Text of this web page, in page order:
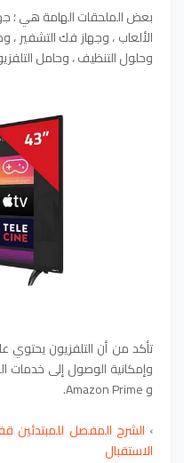
بعض الملحقات الهامة هي ؛
وحلول التنظيف ، وحامل
تأكد من أن التلفزيون يحتوي
و Amazon Prime.
›
الاستقبال